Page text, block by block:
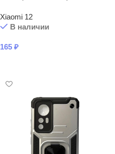
Xiaomi 12
В наличии
165 ₽